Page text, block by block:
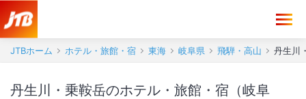
JTBホーム ホテル・旅館・宿 東海 岐阜県 飛騨・高山 丹生川
丹生川・乗鞍岳のホテル・旅館・宿（岐阜